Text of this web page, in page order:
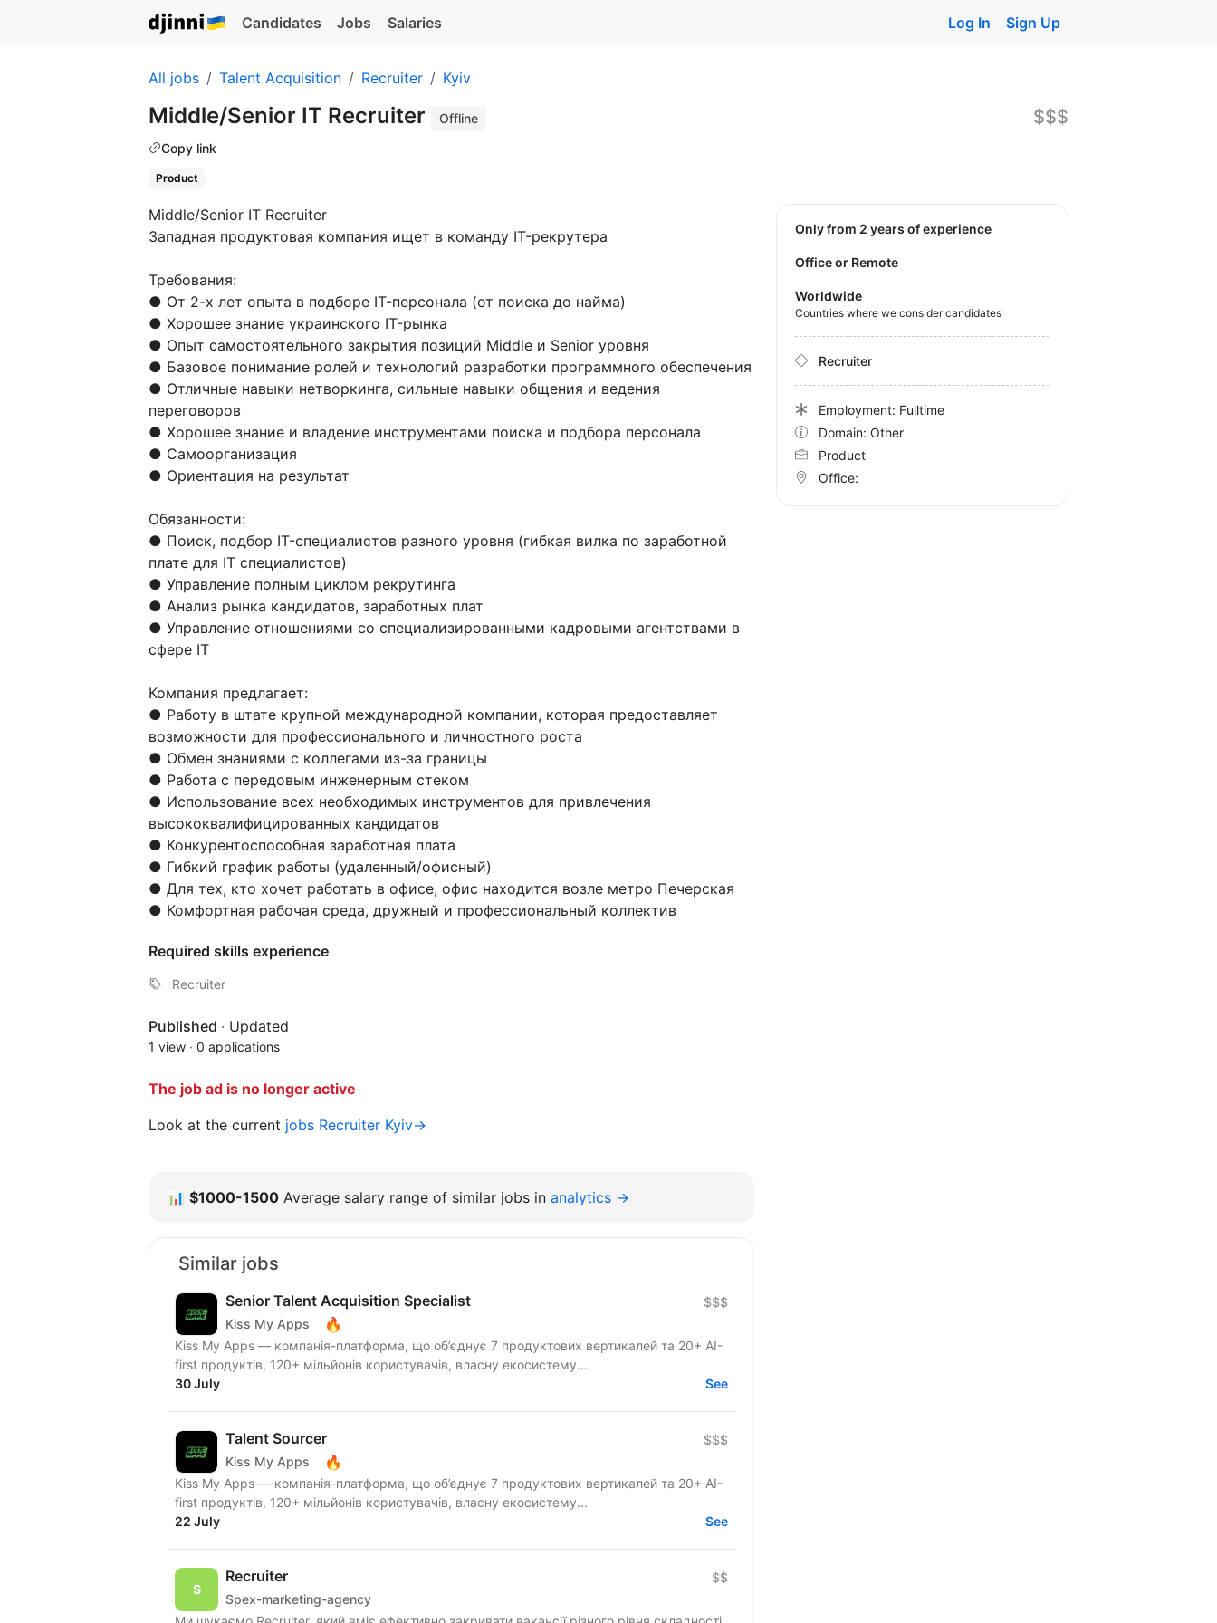
Candidates Jobs Salaries Log In Sign Up
All jobs Talent Acquisition Recruiter Kyiv
Middle/Senior IT Recruiter
Offline
Copy link
$$$
Product
Middle/Senior IT Recruiter
Западная продуктовая компания ищет в команду IT-рекрутера
Требования:
● От 2-х лет опыта в подборе IT-персонала (от поиска до найма)
● Хорошее знание украинского IT-рынка
● Опыт самостоятельного закрытия позиций Middle и Senior уровня
● Базовое понимание ролей и технологий разработки программного обеспечения
● Отличные навыки нетворкинга, сильные навыки общения и ведения
переговоров
● Хорошее знание и владение инструментами поиска и подбора персонала
● Самоорганизация
● Ориентация на результат
Обязанности:
● Поиск, подбор IT-специалистов разного уровня (гибкая вилка по заработной
плате для IТ специалистов)
● Управление полным циклом рекрутинга
● Анализ рынка кандидатов, заработных плат
● Управление отношениями со специализированными кадровыми агентствами в
сфере IT
Компания предлагает:
● Работу в штате крупной международной компании, которая предоставляет
возможности для профессионального и личностного роста
● Обмен знаниями с коллегами из-за границы
● Работа с передовым инженерным стеком
● Использование всех необходимых инструментов для привлечения
высококвалифицированных кандидатов
● Конкурентоспособная заработная плата
● Гибкий график работы (удаленный/офисный)
● Для тех, кто хочет работать в офисе, офис находится возле метро Печерская
● Комфортная рабочая среда, дружный и профессиональный коллектив
Required skills experience
Recruiter
Published · Updated
1 view · 0 applications
The job ad is no longer active
Look at the current jobs Recruiter Kyiv→
Only from 2 years of experience
Office or Remote
Worldwide
Countries where we consider candidates
Recruiter
Employment: Fulltime
Domain: Other
Product
Office:
📊 $1000-1500 Average salary range of similar jobs in analytics →
Similar jobs
Senior Talent Acquisition Specialist
Kiss My Apps 🔥
$$$
Kiss My Apps — компанія-платформа, що об’єднує 7 продуктових вертикалей та 20+ AI-
first продуктів, 120+ мільйонів користувачів, власну екосистему...
30 July
See
Talent Sourcer
Kiss My Apps 🔥
$$$
Kiss My Apps — компанія-платформа, що об’єднує 7 продуктових вертикалей та 20+ AI-
first продуктів, 120+ мільйонів користувачів, власну екосистему...
22 July
See
Recruiter
Spex-marketing-agency
$$